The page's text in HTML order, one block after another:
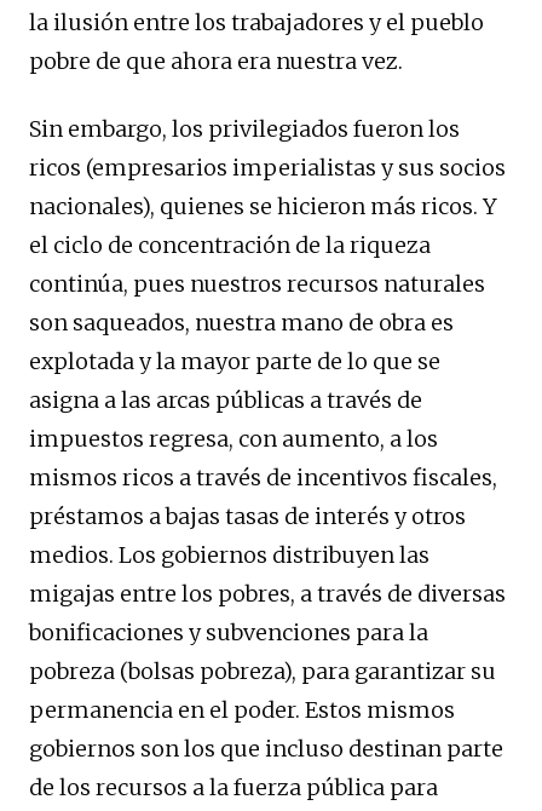
la ilusión entre los trabajadores y el pueblo
pobre de que ahora era nuestra vez.
Sin embargo, los privilegiados fueron los
ricos (empresarios imperialistas y sus socios
nacionales), quienes se hicieron más ricos. Y
el ciclo de concentración de la riqueza
continúa, pues nuestros recursos naturales
son saqueados, nuestra mano de obra es
explotada y la mayor parte de lo que se
asigna a las arcas públicas a través de
impuestos regresa, con aumento, a los
mismos ricos a través de incentivos fiscales,
préstamos a bajas tasas de interés y otros
medios. Los gobiernos distribuyen las
migajas entre los pobres, a través de diversas
bonificaciones y subvenciones para la
pobreza (bolsas pobreza), para garantizar su
permanencia en el poder. Estos mismos
gobiernos son los que incluso destinan parte
de los recursos a la fuerza pública para